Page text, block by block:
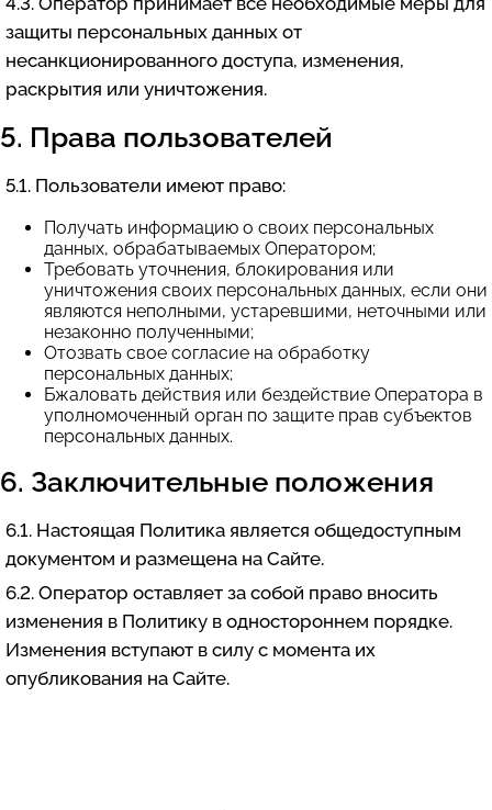
защиты персональных данных от
несанкционированного доступа, изменения,
раскрытия или уничтожения.
5. Права пользователей
5.1. Пользователи имеют право:
Получать информацию о своих персональных
данных, обрабатываемых Оператором;
Требовать уточнения, блокирования или
уничтожения своих персональных данных, если они
являются неполными, устаревшими, неточными или
незаконно полученными;
Отозвать свое согласие на обработку
персональных данных;
Бжаловать действия или бездействие Оператора в
уполномоченный орган по защите прав субъектов
персональных данных.
6. Заключительные положения
6.1. Настоящая Политика является общедоступным
документом и размещена на Сайте.
6.2. Оператор оставляет за собой право вносить
изменения в Политику в одностороннем порядке.
Изменения вступают в силу с момента их
опубликования на Сайте.